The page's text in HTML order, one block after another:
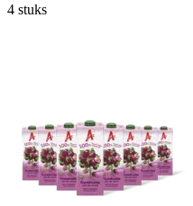
4 stuks